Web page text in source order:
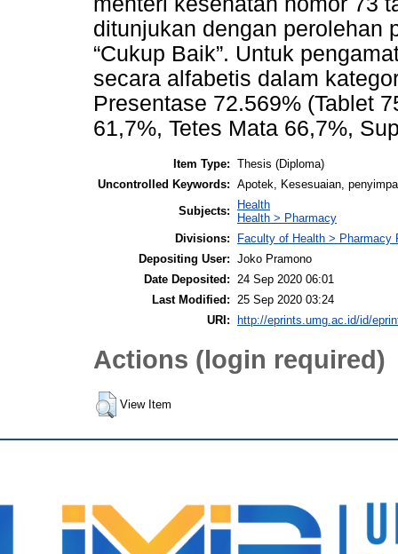
ditunjukan dengan perolehan
“Cukup Baik”. Untuk
secara alfabetis dalam
Presentase 72.569% (Tablet
61,7%, Tetes Mata 66,7%,
Item Type: Thesis (Diploma)
Uncontrolled Keywords: Apotek, Kesesuaian,
Subjects:
Health
Health > Pharmacy
Divisions:
Faculty of Health > Pharmacy
Depositing User: Joko Pramono
Date Deposited:
24 Sep 2020 06:01
Last Modified:
25 Sep 2020 03:24
URI:
http://eprints.umg.ac.id/id/
Actions (login required)
View Item